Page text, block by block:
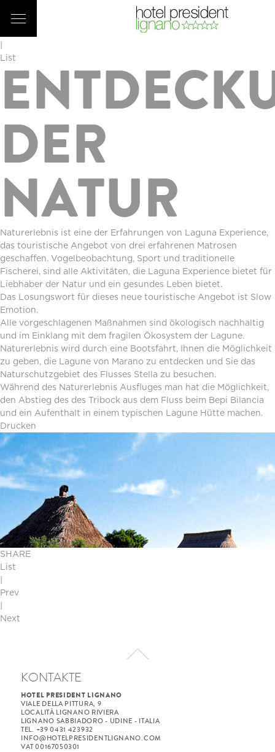
List
DER
NATUR
Naturerlebnis ist eine der Erfahrungen von Laguna Experience,
das touristische Angebot von drei erfahrenen Matrosen
geschaffen. Vogelbeobachtung, Sport und traditionelle
Fischerei, sind alle Aktivitäten, die Laguna Experience bietet für
Liebhaber der Natur und ein gesundes Leben bietet.
Das Losungswort für dieses neue touristische Angebot ist Slow
Emotion.
Alle vorgeschlagenen Maßnahmen sind ökologisch nachhaltig
und im Einklang mit dem fragilen Ökosystem der Lagune.
Naturerlebnis wird durch eine Bootsfahrt, Ihnen die Möglichkeit
zu geben, die Lagune von Marano zu entdecken und Sie das
Naturschutzgebiet des Flusses Stella zu besuchen.
Während des Naturerlebnis Ausfluges man hat die Möglichkeit,
den Abstieg des des Tribock aus dem Fluss beim Bepi Bilancia
und ein Aufenthalt in einem typischen Lagune Hütte machen.
Drucken
SHARE
List
Prev
Next
KONTAKTE
HOTEL PRESIDENT LIGNANO
VIALE DELLA PITTURA, 9
LOCALITÀ LIGNANO RIVIERA
LIGNANO SABBIADORO - UDINE - ITALIA
TEL. +39 0431 423932
INFO@HOTELPRESIDENTLIGNANO.COM
VAT 00167050301